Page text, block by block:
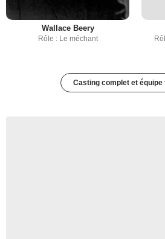
Wallace Beery
Rôle : Le méchant
Casting complet et équipe